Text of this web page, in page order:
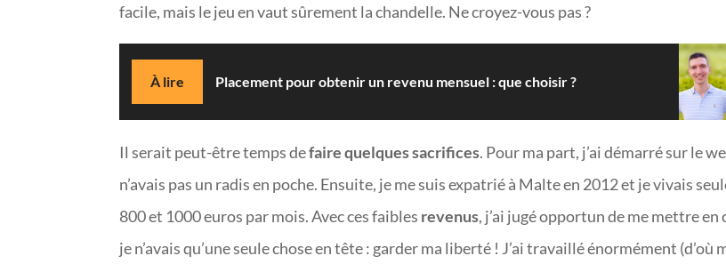
facile, mais le jeu en vaut sûrement la chandelle. Ne croyez-vous pas ?
À lire Placement pour obtenir un revenu mensuel : que choisir ?
Il serait peut-être temps defaire quelques sacrifices. Pour ma part, j’ai démarré sur le
n’avais pas un radis en poche. Ensuite, je me suis expatrié à Malte en 2012 et je vivais
800 et 1000 euros par mois. Avec ces faibles revenus, j’ai jugé opportun de me mettre
je n’avais qu’une seule chose en tête : garder ma liberté ! J’ai travaillé énormément (d’où